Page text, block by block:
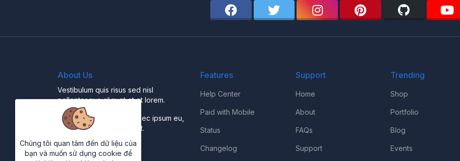
About Us
Vestibulum quis risus sed nisl
pellentesque aliquet et et lorem.
Fusce nibh nisl, gravida nec ipsum eu,
feugiat condimentum velit.
Features
Help Center
Paid with Mobile
Status
Changelog
Support
Home
About
FAQs
Support
Trending
Shop
Portfolio
Blog
Events
Chúng tôi quan tâm đến dữ liệu của
bạn và muốn sử dụng cookie để